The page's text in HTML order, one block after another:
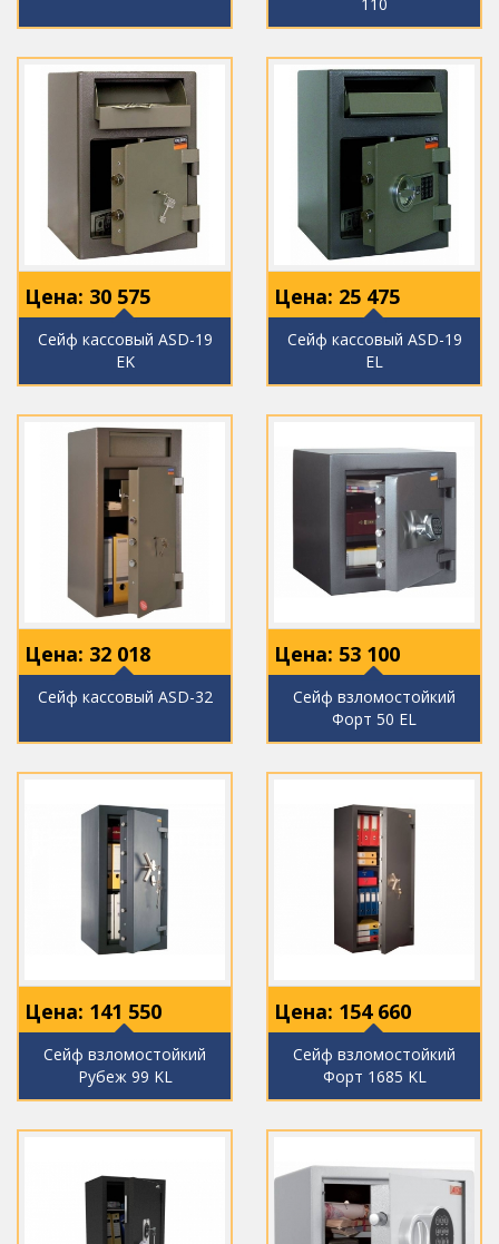
Цена: 30 575
Сейф кассовый ASD-19
EK
Цена: 25 475
Сейф кассовый ASD-19
EL
Цена: 32 018
Сейф кассовый ASD-32
Цена: 53 100
Сейф взломостойкий
Форт 50 EL
Цена: 141 550
Сейф взломостойкий
Рубеж 99 KL
Цена: 154 660
Сейф взломостойкий
Форт 1685 KL